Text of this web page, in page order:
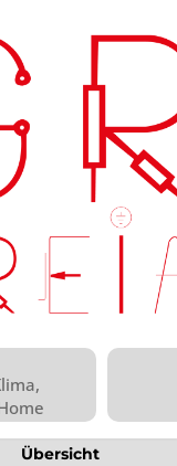
Übersicht